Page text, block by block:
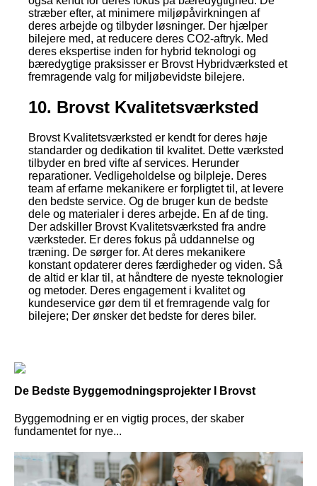
stræber efter, at minimere miljøpåvirkningen af
deres arbejde og tilbyder løsninger. Der hjælper
bilejere med, at reducere deres CO2-aftryk. Med
deres ekspertise inden for hybrid teknologi og
bæredygtige praksisser er Brovst Hybridværksted et
fremragende valg for miljøbevidste bilejere.
10. Brovst Kvalitetsværksted
Brovst Kvalitetsværksted er kendt for deres høje
standarder og dedikation til kvalitet. Dette værksted
tilbyder en bred vifte af services. Herunder
reparationer. Vedligeholdelse og bilpleje. Deres
team af erfarne mekanikere er forpligtet til, at levere
den bedste service. Og de bruger kun de bedste
dele og materialer i deres arbejde. En af de ting.
Der adskiller Brovst Kvalitetsværksted fra andre
værksteder. Er deres fokus på uddannelse og
træning. De sørger for. At deres mekanikere
konstant opdaterer deres færdigheder og viden. Så
de altid er klar til, at håndtere de nyeste teknologier
og metoder. Deres engagement i kvalitet og
kundeservice gør dem til et fremragende valg for
bilejere; Der ønsker det bedste for deres biler.
De Bedste Byggemodningsprojekter I Brovst
Byggemodning er en vigtig proces, der skaber
fundamentet for nye...